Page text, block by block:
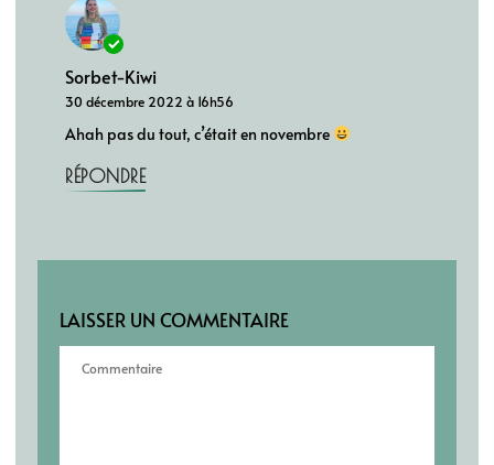
Sorbet-Kiwi
30 décembre 2022 à 16h56
Ahah pas du tout, c’était en novembre
RÉPONDRE
LAISSER UN COMMENTAIRE